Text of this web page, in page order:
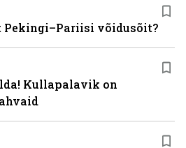
Pekingi–Pariisi võidusõit?
Kullapalavik on